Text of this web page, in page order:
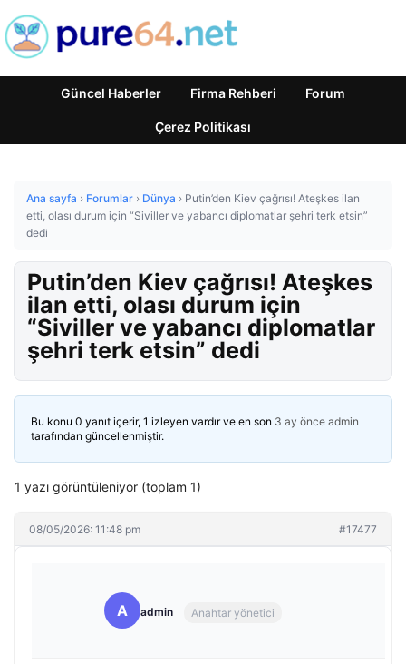
Güncel Haberler Firma Rehberi Forum
Çerez Politikası
Ana sayfa › Forumlar › Dünya › Putin’den Kiev çağrısı! Ateşkes ilan
etti, olası durum için “Siviller ve yabancı diplomatlar şehri terk etsin”
dedi
Putin’den Kiev çağrısı! Ateşkes
ilan etti, olası durum için
“Siviller ve yabancı diplomatlar
şehri terk etsin” dedi
Bu konu 0 yanıt içerir, 1 izleyen vardır ve en son 3 ay önce admin
tarafından güncellenmiştir.
1 yazı görüntüleniyor (toplam 1)
08/05/2026: 11:48 pm #17477
A admin Anahtar yönetici